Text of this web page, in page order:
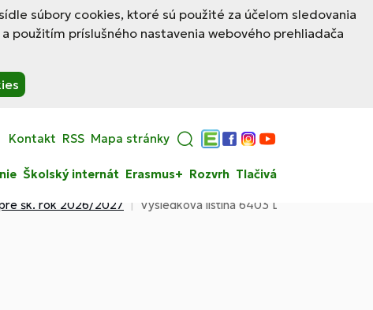
súbory cookies, ktoré sú použité za účelom sledovania
použitím príslušného nastavenia webového prehliadača
Kontakt RSS Mapa stránky
Edupage
Facebook
Instagram
YouTube
Školský internát Erasmus+ Rozvrh Tlačivá
šk. rok 2026/2027 Výsledková listina 6403 L podnikanie v